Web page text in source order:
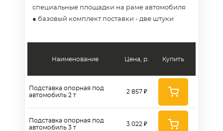
специальные площадки на раме автомобиля
● базовый комплект поставки - две штуки
Наименование
Подставка опорная под
автомобиль 2 т
Подставка опорная под
автомобиль 3 т
Цена, р.
2 857 ₽
3 022 ₽
Купить